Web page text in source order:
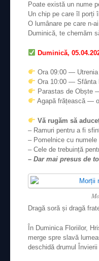
Poate există un nume
Un chip pe care îl porți
O lumânare pe care n-
Duminică, te chemăm
Duminică,
Ora 09:00 — Utrenia
Ora 10:00 — Sfânta
Parastas de Obște
Agapă frățească —
Vă rugăm să
– Ramuri pentru a fi
– Pomelnice cu numele
– Cele de trebuință
– Dar mai presus de
Dragă soră și dragă
În Duminica Floriilor,
merge spre slavă
deschidă drumul